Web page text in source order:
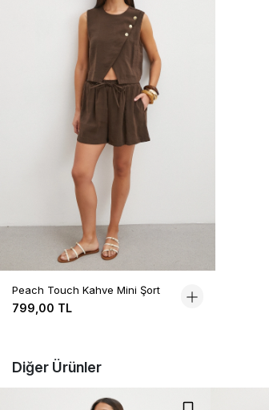
Peach Touch Kahve Mini Şort
799,00 TL
Diğer Ürünler